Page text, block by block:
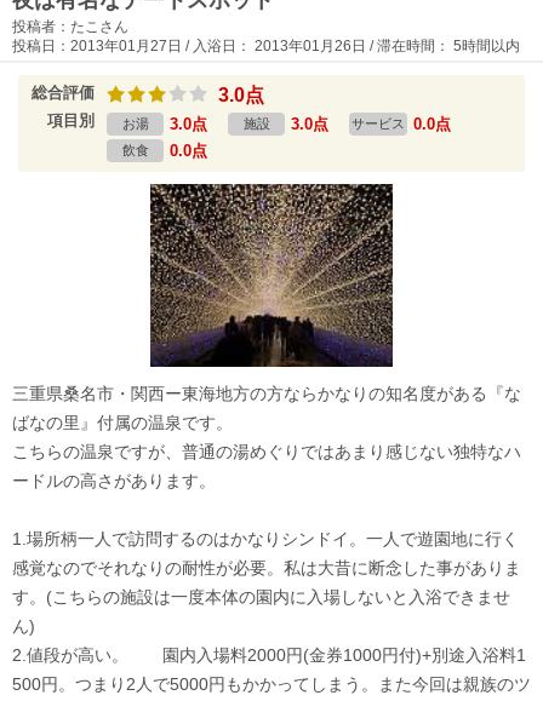
投稿者：たこさん
投稿日：2013年01月27日 / 入浴日： 2013年01月26日 / 滞在時間： 5時間以内
総合評価 3.0点
項目別 お湯 3.0点 施設 3.0点 サービス 0.0点
飲食 0.0点
三重県桑名市・関西ー東海地方の方ならかなりの知名度がある『な
ばなの里』付属の温泉です。
こちらの温泉ですが、普通の湯めぐりではあまり感じない独特なハ
ードルの高さがあります。
1.場所柄一人で訪問するのはかなりシンドイ。一人で遊園地に行く
感覚なのでそれなりの耐性が必要。私は大昔に断念した事がありま
す。(こちらの施設は一度本体の園内に入場しないと入浴できませ
ん)
2.値段が高い。 園内入場料2000円(金券1000円付)+別途入浴料1
500円。つまり2人で5000円もかかってしまう。また今回は親族のツ